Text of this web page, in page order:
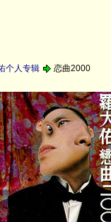
个人专辑 恋曲2000